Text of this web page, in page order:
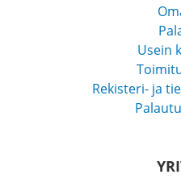
Usein
Rekisteri- ja